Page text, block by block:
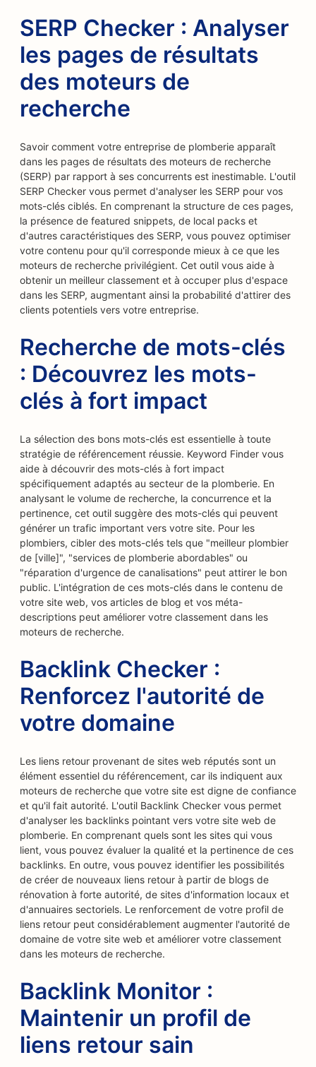
SERP Checker : Analyser
les pages de résultats
des moteurs de
recherche
Savoir comment votre entreprise de plomberie apparaît
dans les pages de résultats des moteurs de recherche
(SERP) par rapport à ses concurrents est inestimable. L'outil
SERP Checker vous permet d'analyser les SERP pour vos
mots-clés ciblés. En comprenant la structure de ces pages,
la présence de featured snippets, de local packs et
d'autres caractéristiques des SERP, vous pouvez optimiser
votre contenu pour qu'il corresponde mieux à ce que les
moteurs de recherche privilégient. Cet outil vous aide à
obtenir un meilleur classement et à occuper plus d'espace
dans les SERP, augmentant ainsi la probabilité d'attirer des
clients potentiels vers votre entreprise.
Recherche de mots-clés
: Découvrez les mots-
clés à fort impact
La sélection des bons mots-clés est essentielle à toute
stratégie de référencement réussie. Keyword Finder vous
aide à découvrir des mots-clés à fort impact
spécifiquement adaptés au secteur de la plomberie. En
analysant le volume de recherche, la concurrence et la
pertinence, cet outil suggère des mots-clés qui peuvent
générer un trafic important vers votre site. Pour les
plombiers, cibler des mots-clés tels que "meilleur plombier
de [ville]", "services de plomberie abordables" ou
"réparation d'urgence de canalisations" peut attirer le bon
public. L'intégration de ces mots-clés dans le contenu de
votre site web, vos articles de blog et vos méta-
descriptions peut améliorer votre classement dans les
moteurs de recherche.
Backlink Checker :
Renforcez l'autorité de
votre domaine
Les liens retour provenant de sites web réputés sont un
élément essentiel du référencement, car ils indiquent aux
moteurs de recherche que votre site est digne de confiance
et qu'il fait autorité. L'outil Backlink Checker vous permet
d'analyser les backlinks pointant vers votre site web de
plomberie. En comprenant quels sont les sites qui vous
lient, vous pouvez évaluer la qualité et la pertinence de ces
backlinks. En outre, vous pouvez identifier les possibilités
de créer de nouveaux liens retour à partir de blogs de
rénovation à forte autorité, de sites d'information locaux et
d'annuaires sectoriels. Le renforcement de votre profil de
liens retour peut considérablement augmenter l'autorité de
domaine de votre site web et améliorer votre classement
dans les moteurs de recherche.
Backlink Monitor :
Maintenir un profil de
liens retour sain